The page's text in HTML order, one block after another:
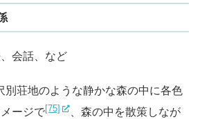
会話、など
別荘地のような静かな森の中に各色
ージで[75]
、森の中を散策しなが